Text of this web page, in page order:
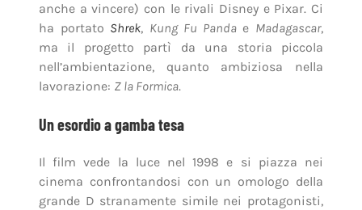
anche a vincere) con le rivali Disney e Pixar. Ci
ha portato Shrek, Kung Fu Pandae Madagascar,
ma il progetto partì da una storia piccola
nell’ambientazione, quanto ambiziosa nella
lavorazione: Z la Formica.
Un esordio a gamba tesa
Il film vede la luce nel 1998 e si piazza nei
cinema confrontandosi con un omologo della
grande D stranamente simile nei protagonisti,